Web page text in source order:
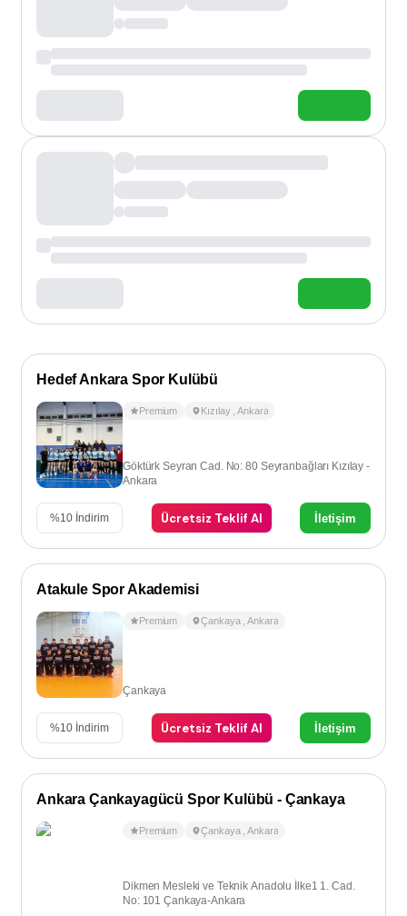
Hedef Ankara Spor Kulübü
Premium Kızılay ,Ankara
Göktürk Seyran Cad. No: 80 Seyranbağları Kızılay -
Ankara
%10 İndirim Ücretsiz Teklif Al İletişim
Atakule Spor Akademisi
Premium Çankaya ,Ankara
Çankaya
%10 İndirim Ücretsiz Teklif Al İletişim
Ankara Çankayagücü Spor Kulübü - Çankaya
Premium Çankaya ,Ankara
Dikmen Mesleki ve Teknik Anadolu İlke1 1. Cad.
No: 101 Çankaya-Ankara